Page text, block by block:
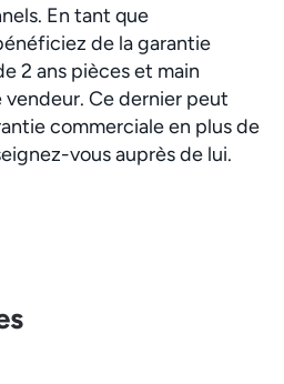
En tant que
de la garantie
2 ans pièces et main
Ce dernier peut
commerciale en plus de
vous auprès de lui.